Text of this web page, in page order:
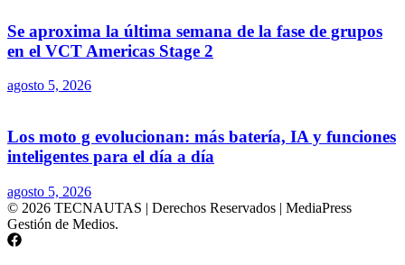
Se aproxima la última semana de la fase de grupos
en el VCT Americas Stage 2
agosto 5, 2026
Los moto g evolucionan: más batería, IA y funciones
inteligentes para el día a día
agosto 5, 2026
© 2026 TECNAUTAS | Derechos Reservados | MediaPress
Gestión de Medios.